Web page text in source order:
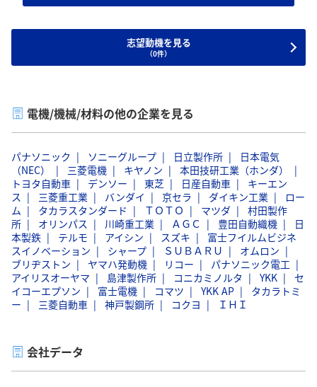
志望動機を見る
（0件）
電機/機械/材料の他の企業を見る
パナソニック ソニーグループ 日立製作所
日本電気
（NEC）
三菱電機 キヤノン
本田技研工業（ホンダ）
トヨタ自動車
デンソー 東芝 日産自動車
キーエン
ス
三菱重工業 バンダイ 京セラ ダイキン工業
ロー
ム
タカラスタンダード ＴＯＴＯ マツダ
村田製作
所
オリンパス 川崎重工業 ＡＧＣ 豊田自動織機
日
本製鉄
テルモ アイシン スズキ
富士フイルムビジネ
スイノベーション
シャープ ＳＵＢＡＲＵ
オムロン
ブリヂストン
ヤマハ発動機 リコー
パナソニック電工
アイリスオーヤマ
島津製作所 コニカミノルタ YKK
セ
イコーエプソン
富士電機 コマツ YKK AP
タカラトミ
ー
三菱自動車 神戸製鋼所 コクヨ ＩＨＩ
会社データ